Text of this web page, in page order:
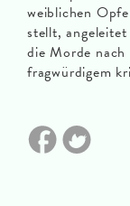
weiblichen
stellt,
die Morde
fragwürdigem